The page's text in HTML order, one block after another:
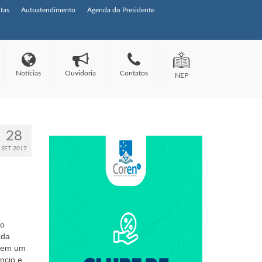
Autoatendimento Agenda do Presidente
Notícias Ouvidoria Contatos NEP
28
SET 2017
um
e